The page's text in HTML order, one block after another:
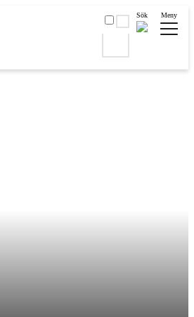
Sök Meny